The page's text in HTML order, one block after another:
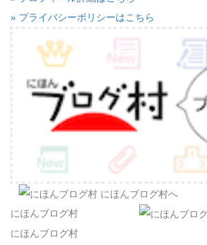
» プライバシーポリシーはこちら
にほんブログ村
にほんブログ村